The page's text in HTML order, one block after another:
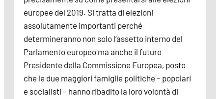
europee del 2019. Si tratta di elezioni
assolutamente importanti perché
determineranno non solo l’assetto interno del
Parlamento europeo ma anche il futuro
Presidente della Commissione Europea, posto
che le due maggiori famiglie politiche – popolari
e socialisti – hanno ribadito la loro volontà di